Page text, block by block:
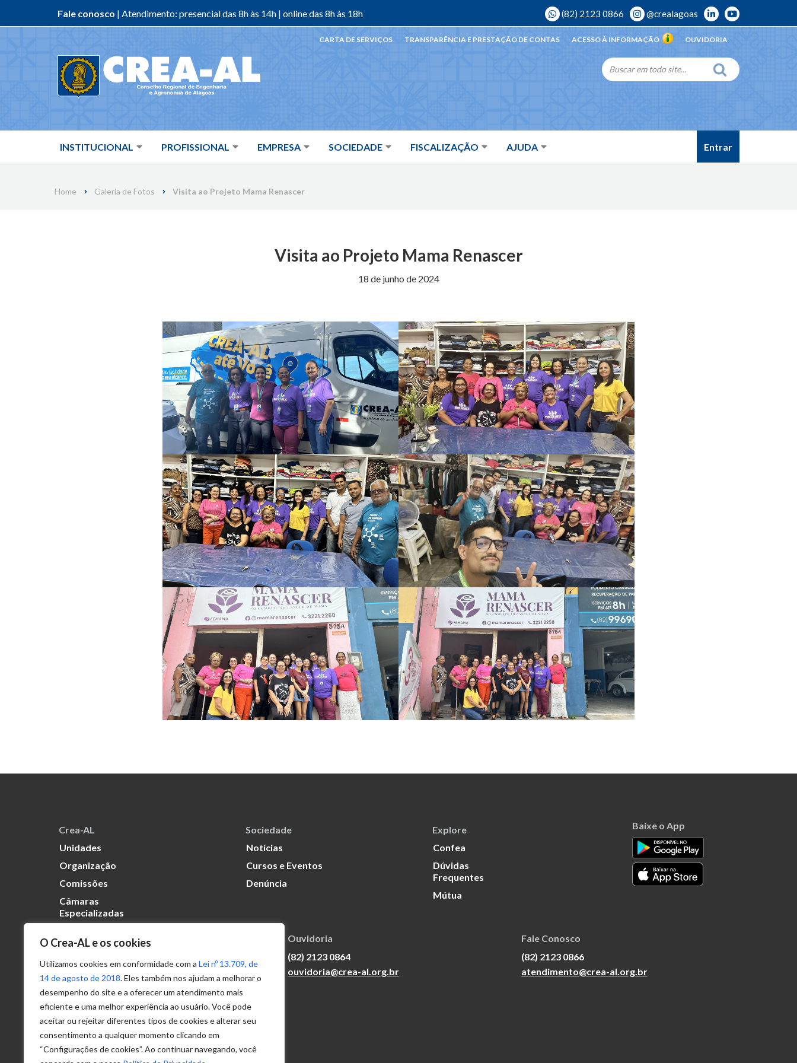
O Crea-AL e os cookies
Utilizamos cookies em conformidade com a Lei nº 13.709, de
14 de agosto de 2018. Eles também nos ajudam a melhorar o
desempenho do site e a oferecer um atendimento mais
eficiente e uma melhor experiência ao usuário. Você pode
aceitar ou rejeitar diferentes tipos de cookies e alterar seu
consentimento a qualquer momento clicando em
“Configurações de cookies”. Ao continuar navegando, você
Fale conosco | Atendimento: presencial das 8h às 14h | online das 8h às 18h (82) 2123 0866 @crealagoas
INSTITUCIONAL PROFISSIONAL EMPRESA SOCIEDADE FISCALIZAÇÃO AJUDA
OUVIDORIA
ACESSO À INFORMAÇÃO
TRANSPARÊNCIA E PRESTAÇÃO DE CONTAS
CARTA DE SERVIÇOS
Entrar
Home Galeria de Fotos Visita ao Projeto Mama Renascer
Visita ao Projeto Mama Renascer
18 de junho de 2024
Crea-AL
Unidades
Organização
Comissões
Câmaras
Especializadas
Sociedade
Notícias
Cursos e Eventos
Denúncia
Explore
Confea
Dúvidas
Frequentes
Mútua
Baixe o App
Transparência
Portal
Acesso à
Informação
Política de
Privacidade de
Dados
Ouvidoria
(82) 2123 0864
ouvidoria@crea-al.org.br
Fale Conosco
(82) 2123 0866
atendimento@crea-al.org.br